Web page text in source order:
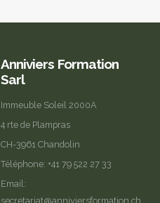
Anniviers Formation
Sarl
Immeuble Soleil 2000A
4 rte de Plampras
CH-3961 Chandolin
Téléphone: +41 79 522 27 33
Email:
secretariat@anniviersformation.ch